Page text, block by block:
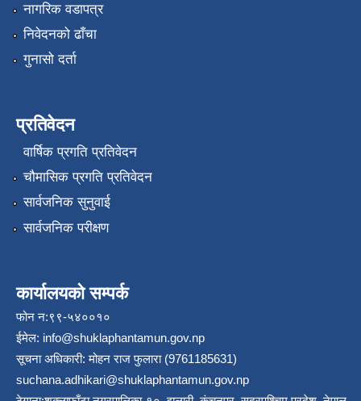
नागरिक वडापत्र
निवेदनको ढाँचा
गुनासो दर्ता
प्रतिवेदन
वार्षिक प्रगति प्रतिवेदन
चौमासिक प्रगति प्रतिवेदन
सार्वजनिक सुनुवाई
सार्वजनिक परीक्षण
कार्यालयको सम्पर्क
फोन न:९९-५४००१०
ईमेल: info@shuklaphantamun.gov.np
सूचना अधिकारी: मोहन राज फुलारा (9761185631)
suchana.adhikari@shuklaphantamun.gov.np